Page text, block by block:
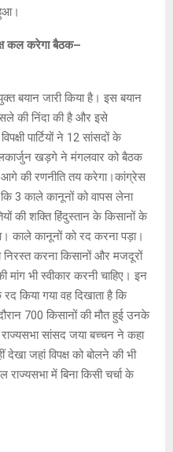
कल करेगा बैठक–
बयान जारी किया है। इस बयान
की निंदा की है और इसे
पार्टियों ने 12 सांसदों के
खड़गे ने मंगलवार को बैठक
की रणनीति तय करेगा।कांग्रेस
3 काले कानूनों को वापस लेना
की शक्ति हिंदुस्तान के किसानों के
काले कानूनों को रद करना पड़ा।
करना किसानों और मजदूरों
भी स्वीकार करनी चाहिए। इन
किया गया वह दिखाता है कि
700 किसानों की मौत हुई उनके
राज्यसभा सांसद जया बच्चन ने कहा
जहां विपक्ष को बोलने की भी
राज्यसभा में बिना किसी चर्चा के